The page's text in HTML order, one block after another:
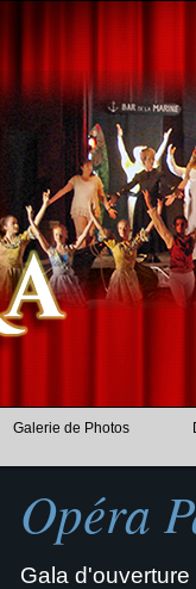
Galerie de Photos
Opéra
Gala